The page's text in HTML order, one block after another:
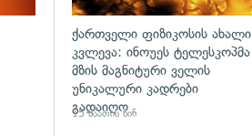
ქართველი ფიზიკოსის ახალი
კვლევა: ინოუეს ტელესკოპმა
მზის მაგნიტური ველის
უნიკალური კადრები
გადაიღო
15 საათის წინ